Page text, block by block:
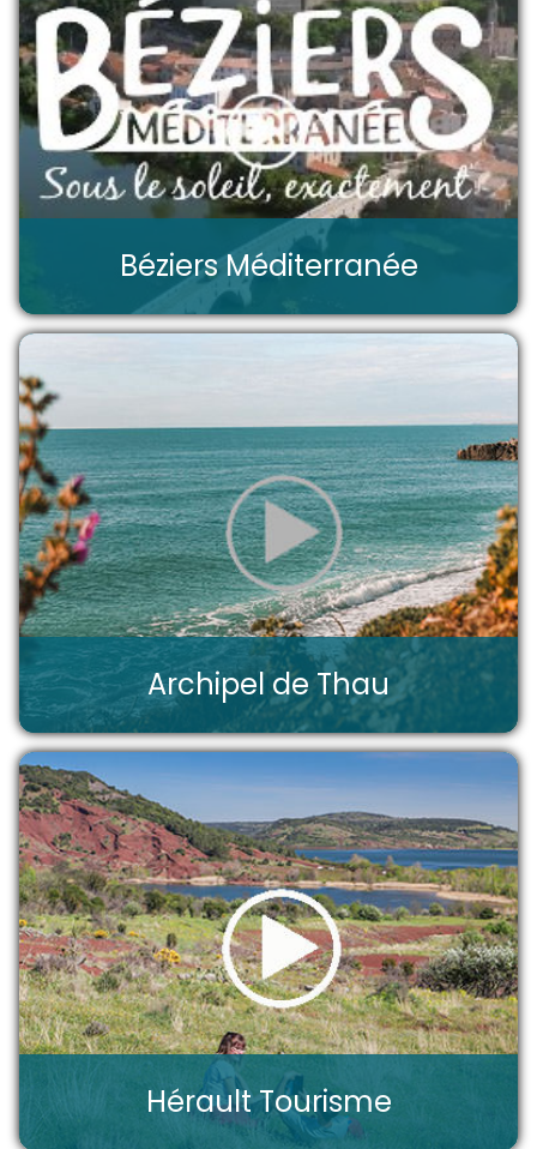
Béziers Méditerranée
Archipel de Thau
Hérault Tourisme